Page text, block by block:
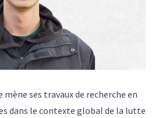
ses travaux de recherche en
dans le contexte global de la lutte